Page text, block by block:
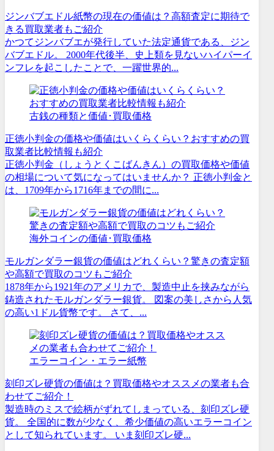
ジンバブエドル紙幣の現在の価値は？高額査定に期待で
きる買取業者もご紹介
かつてジンバブエが発行していた法定通貨である、ジン
バブエドル。 2000年代後半、史上類を見ないハイパーイ
ンフレを起こしたことで、一躍世界的...
古銭の種類と価値･買取価格
正徳小判金の価格や価値はいくらくらい？おすすめの買
取業者比較情報も紹介
正徳小判金（しょうとくこばんきん）の買取価格や価値
の相場について気になってはいませんか？ 正徳小判金と
は、1709年から1716年までの間に...
海外コインの価値･買取価格
モルガンダラー銀貨の価値はどれくらい？驚きの査定額
や高額で買取のコツもご紹介
1878年から1921年のアメリカで、製造中止を挟みながら
鋳造されたモルガンダラー銀貨。 図案の美しさから人気
の高い1ドル貨幣です。 さて、...
エラーコイン・エラー紙幣
刻印ズレ硬貨の価値は？買取価格やオススメの業者も合
わせてご紹介！
製造時のミスで絵柄がずれてしまっている、刻印ズレ硬
貨。 全国的に数が少なく、希少価値の高いエラーコイン
として知られています。 いま刻印ズレ硬...